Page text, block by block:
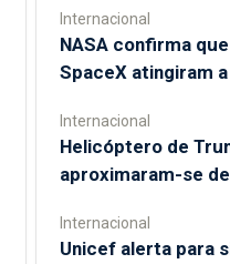
Internacional
NASA confirma
SpaceX atingiram
Internacional
Helicóptero de
aproximaram-se
Internacional
Unicef alerta para